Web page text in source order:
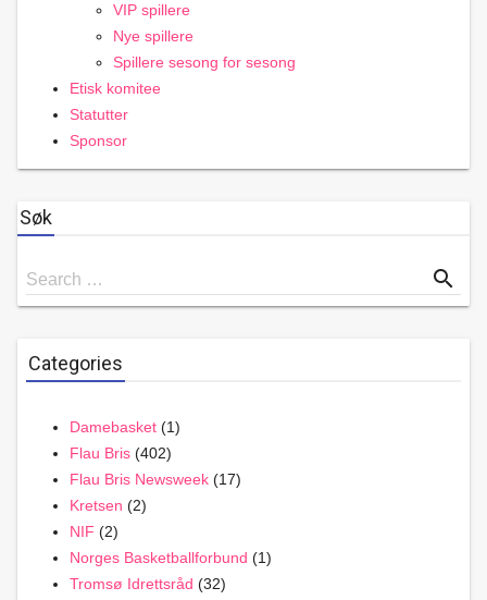
VIP spillere
Nye spillere
Spillere sesong for sesong
Etisk komitee
Statutter
Sponsor
Søk
Search
for
Search … search
Categories
Damebasket (1)
Flau Bris (402)
Flau Bris Newsweek (17)
Kretsen (2)
NIF (2)
Norges Basketballforbund (1)
Tromsø Idrettsråd (32)